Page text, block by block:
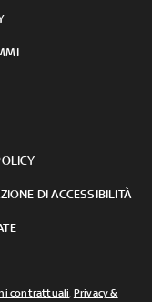
DI ACCESSIBILITÀ
contrattuali, Privacy &